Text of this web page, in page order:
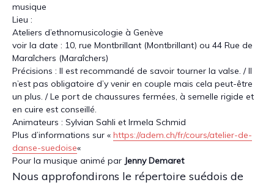
musique
Lieu :
Ateliers d’ethnomusicologie à Genève
voir la date : 10, rue Montbrillant (Montbrillant) ou 44 Rue de
Maraîchers (Maraîchers)
Précisions : Il est recommandé de savoir tourner la valse. / Il
n’est pas obligatoire d’y venir en couple mais cela peut-être
un plus. / Le port de chaussures fermées, à semelle rigide et
en cuire est conseillé.
Animateurs : Sylvian Sahli et Irmela Schmid
Plus d’informations sur « https://adem.ch/fr/cours/atelier-de-
danse-suedoise«
Pour la musique animé par Jenny Demaret
Nous approfondirons le répertoire suédois de